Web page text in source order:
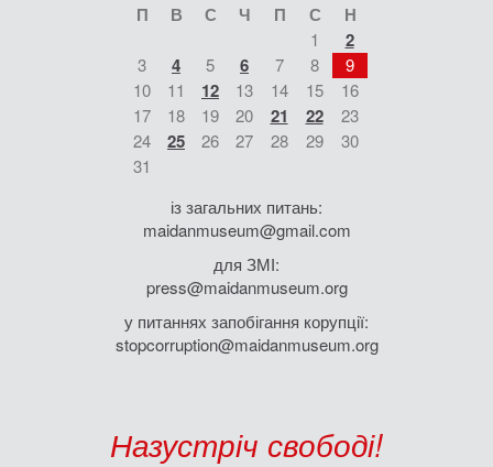
П В С Ч П С Н
1 2
3 4 5 6 7 8
9
10
11 12 13 14 15
16
17
18 19 20 21 22
23
24
25 26 27 28 29
30
31
із загальних питань:
maidanmuseum@gmail.com
для ЗМІ:
press@maidanmuseum.org
у питаннях запобігання корупції:
stopcorruption@maidanmuseum.org
Назустріч свободі!